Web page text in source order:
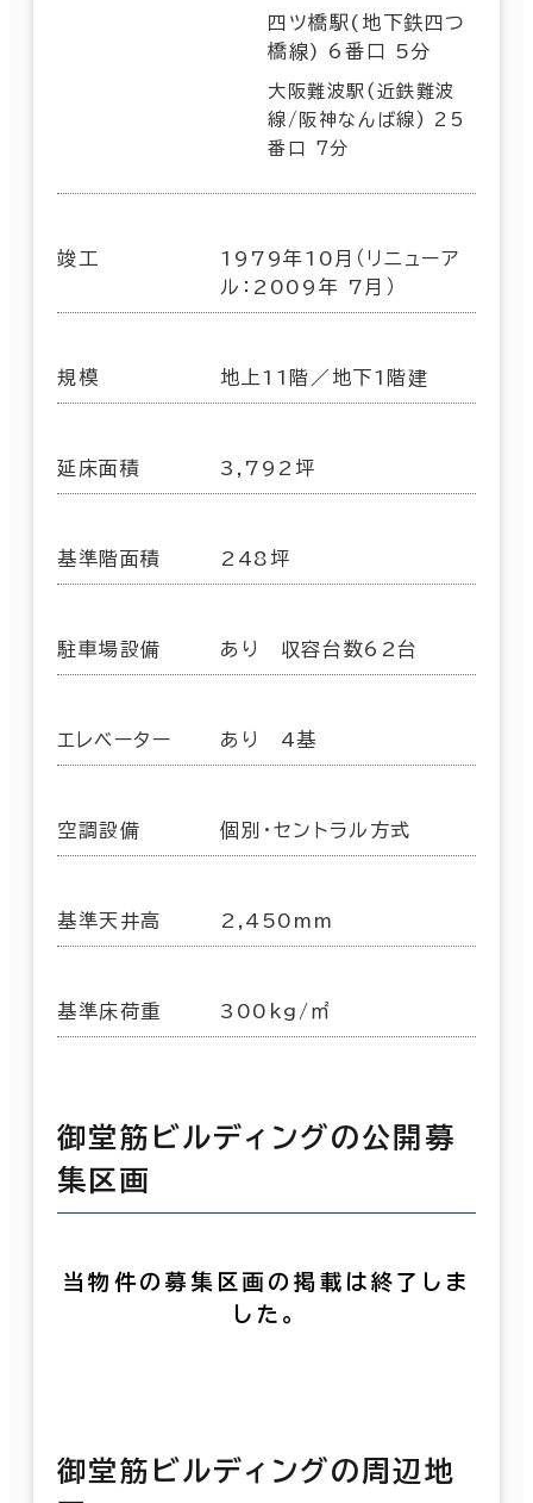
四ツ橋駅(地下鉄四つ
橋線) 6番口 5分
大阪難波駅(近鉄難波
線/阪神なんば線) 25
番口 7分
竣工
1979年10月（リニューア
ル：2009年 7月）
規模 地上11階／地下1階建
延床面積 3,792坪
基準階面積 248坪
駐車場設備 あり 収容台数62台
エレベーター あり 4基
空調設備 個別・セントラル方式
基準天井高 2,450mm
基準床荷重 300kg/㎡
御堂筋ビルディングの公開募
集区画
当物件の募集区画の掲載は終了しま
した。
御堂筋ビルディングの周辺地